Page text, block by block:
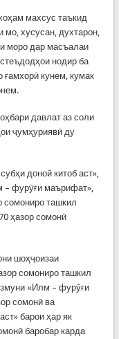
махсус таъкид
мо, хусусан, духтарон,
моро дар масъалаи
нодир ба
ғамхорӣ кунем, кумак
давлат аз соли
ҷумҳуриявӣ ду
доноӣ китоб аст»,
– фурӯғи маърифат»,
сомониро ташкил
ҳазор сомонӣ
шоҳҷоизаи
сомониро ташкил
«Илм – фурӯғи
сомонӣ ва
барои ҳар як
баробар карда